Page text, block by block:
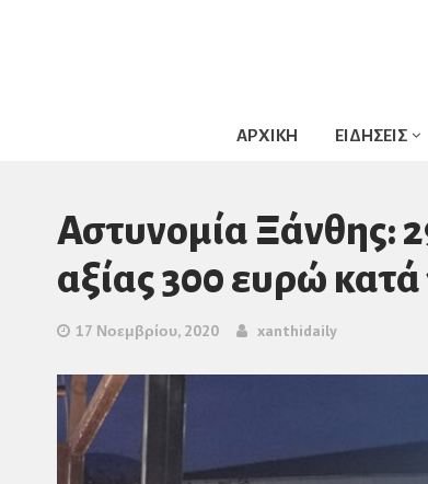
ΑΡΧΙΚΗ ΕΙΔΗΣΕΙΣ
Αστυνομία Ξάνθης:
αξίας 300 ευρώ κατά
17 Νοεμβρίου, 2020 xanthidaily